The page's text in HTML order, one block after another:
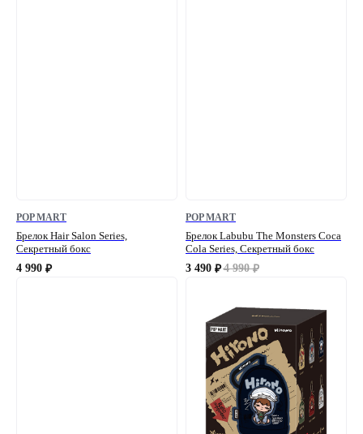
Брелок Hair Salon Series,
Секретный бокс
4 990 ₽
POP MART
Брелок Labubu The Monsters Coca
Cola Series, Секретный бокс
3 490 ₽ 4 990 ₽
POP MART